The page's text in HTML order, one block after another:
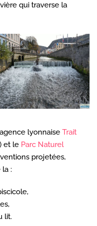
qui traverse la
lyonnaise Trait
et le Parc Naturel
projetées,
:
lit.